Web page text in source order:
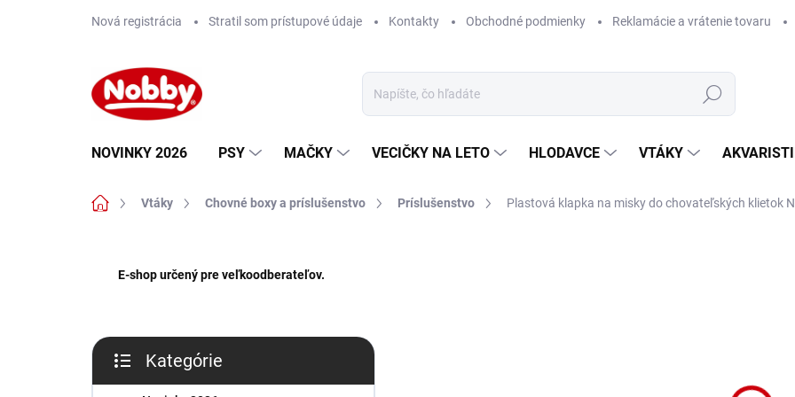
Nová registrácia Stratil som prístupové údaje Kontakty Obchodné podmienky Reklamácie a vrátenie tovaru
Hľadať
NOVINKY 2026 PSY MAČKY VECIČKY NA LETO HLODAVCE VTÁKY
DomovVtáky Chovné boxy a príslušenstvo Príslušenstvo Plastová klapka na misky do chovateľských klietok
p
n
E-shop určený pre veľkoodberateľov.
kategórie
Kategórie